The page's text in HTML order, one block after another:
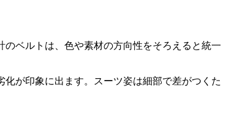
ベルトは、色や素材の方向性をそろえると統一
が印象に出ます。スーツ姿は細部で差がつくた